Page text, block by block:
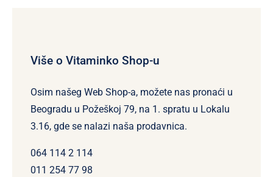
Više o Vitaminko Shop-u
Osim našeg Web Shop-a, možete nas pronaći u
Beogradu u Požeškoj 79, na 1. spratu u Lokalu
3.16, gde se nalazi naša prodavnica.
064 114 2 114
011 254 77 98